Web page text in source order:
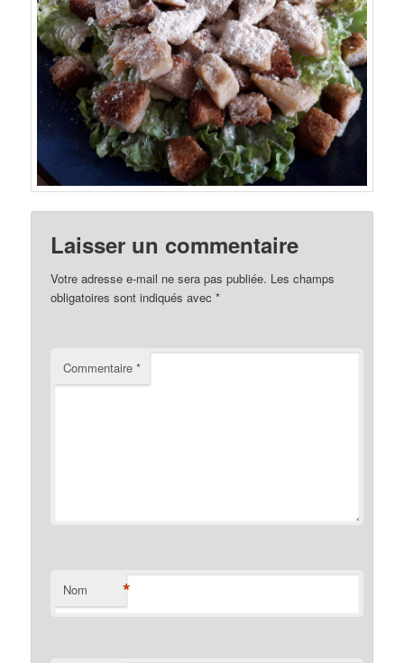
Laisser un commentaire
Votre adresse e-mail ne sera pas publiée. Les champs
obligatoires sont indiqués avec*
Commentaire*
Nom *